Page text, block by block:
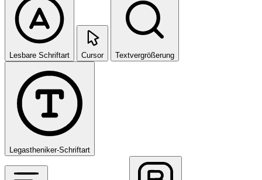
Lesbare Schriftart Cursor Textvergrößerung
Legastheniker-Schriftart